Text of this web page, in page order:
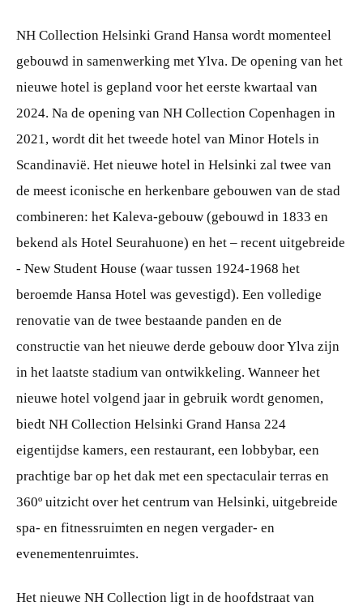
NH Collection Helsinki Grand Hansa wordt momenteel
gebouwd in samenwerking met Ylva. De opening van het
nieuwe hotel is gepland voor het eerste kwartaal van
2024. Na de opening van NH Collection Copenhagen in
2021, wordt dit het tweede hotel van Minor Hotels in
Scandinavië. Het nieuwe hotel in Helsinki zal twee van
de meest iconische en herkenbare gebouwen van de stad
combineren: het Kaleva-gebouw (gebouwd in 1833 en
bekend als Hotel Seurahuone) en het – recent uitgebreide
- New Student House (waar tussen 1924-1968 het
beroemde Hansa Hotel was gevestigd). Een volledige
renovatie van de twee bestaande panden en de
constructie van het nieuwe derde gebouw door Ylva zijn
in het laatste stadium van ontwikkeling. Wanneer het
nieuwe hotel volgend jaar in gebruik wordt genomen,
biedt NH Collection Helsinki Grand Hansa 224
eigentijdse kamers, een restaurant, een lobbybar, een
prachtige bar op het dak met een spectaculair terras en
360º uitzicht over het centrum van Helsinki, uitgebreide
spa- en fitnessruimten en negen vergader- en
evenementenruimtes.
Het nieuwe NH Collection ligt in de hoofdstraat van